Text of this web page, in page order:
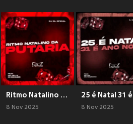
Ritmo Natalino da Putaria (Explicit)
8 Nov 2025 8 Nov 2025